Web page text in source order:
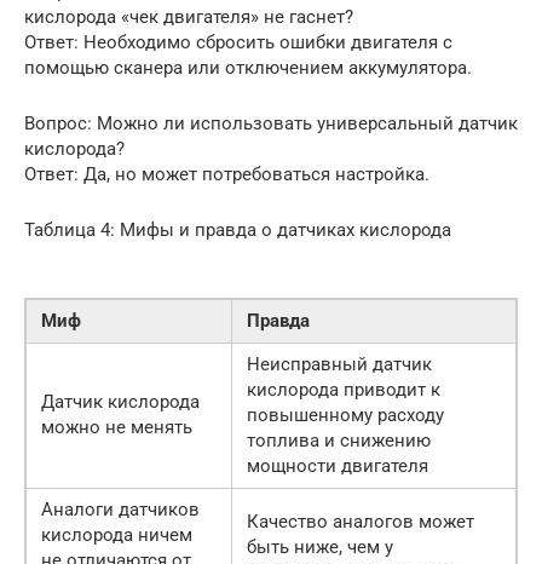
кислорода «чек двигателя» не гаснет?
Ответ: Необходимо сбросить ошибки двигателя с
помощью сканера или отключением аккумулятора.
Вопрос: Можно ли использовать универсальный датчик
кислорода?
Ответ: Да, но может потребоваться настройка.
Таблица 4: Мифы и правда о датчиках кислорода
Миф Правда
Датчик кислорода
можно не менять
Неисправный датчик
кислорода приводит к
повышенному расходу
топлива и снижению
мощности двигателя
Аналоги датчиков
кислорода ничем
Качество аналогов может
быть ниже, чем у